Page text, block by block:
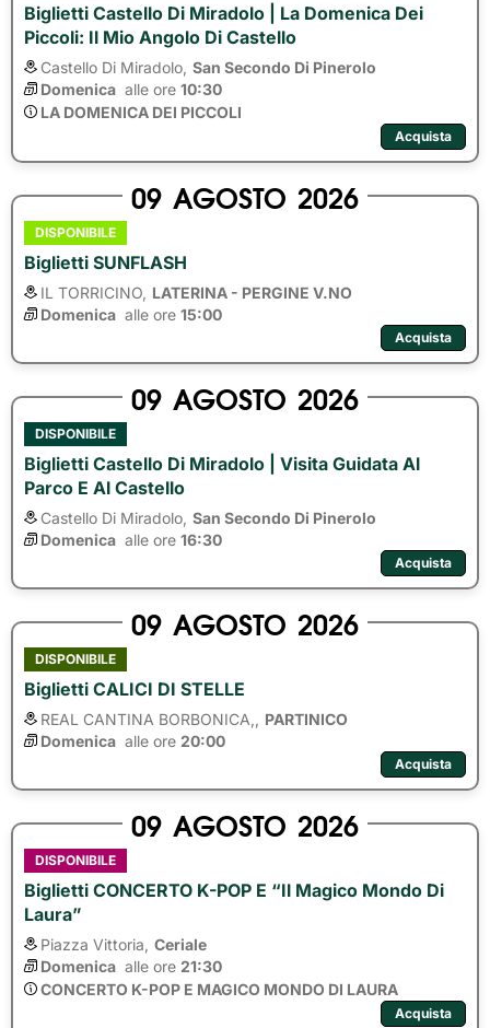
Biglietti Castello Di Miradolo | La Domenica Dei
Piccoli: Il Mio Angolo Di Castello
Castello Di Miradolo, San Secondo Di Pinerolo
Domenica alle ore 10:30
LA DOMENICA DEI PICCOLI
Acquista
09 AGOSTO 2026
DISPONIBILE
Biglietti SUNFLASH
IL TORRICINO, LATERINA - PERGINE V.NO
Domenica alle ore 15:00
Acquista
09 AGOSTO 2026
DISPONIBILE
Biglietti Castello Di Miradolo | Visita Guidata Al
Parco E Al Castello
Castello Di Miradolo, San Secondo Di Pinerolo
Domenica alle ore 16:30
Acquista
09 AGOSTO 2026
DISPONIBILE
Biglietti CALICI DI STELLE
REAL CANTINA BORBONICA,,
PARTINICO
Domenica alle ore 20:00
Acquista
09 AGOSTO 2026
DISPONIBILE
Biglietti CONCERTO K-POP E “Il Magico Mondo Di
Laura”
Piazza Vittoria, Ceriale
Domenica alle ore 21:30
CONCERTO K-POP E MAGICO MONDO DI LAURA
Acquista